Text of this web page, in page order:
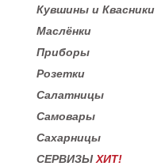
Кувшины и Квасники
Маслёнки
Приборы
Розетки
Салатницы
Самовары
Сахарницы
СЕРВИЗЫ ХИТ!